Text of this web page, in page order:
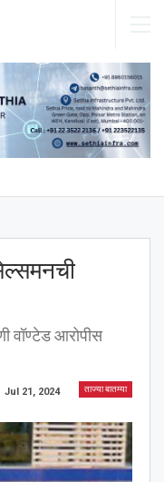
वॉण्टेड आरोपीस
ताज्या बातम्या
Jul 21, 2024